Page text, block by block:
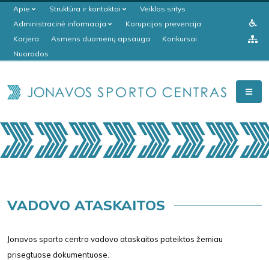
Apie Struktūra ir kontaktai
Veiklos sritys
Administracinė informacija
Korupcijos prevencija
Karjera
Asmens duomenų apsauga
Konkursai
Nuorodos
VADOVO ATASKAITOS
Jonavos sporto centro vadovo ataskaitos pateiktos žemiau
prisegtuose dokumentuose.